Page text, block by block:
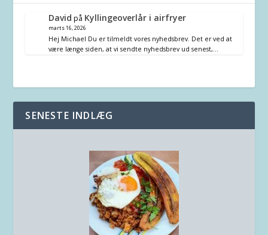
David på Kyllingeoverlår i airfryer
marts 16, 2026
Hej Michael Du er tilmeldt vores nyhedsbrev. Det er ved at
være længe siden, at vi sendte nyhedsbrev ud senest,…
SENESTE INDLÆG